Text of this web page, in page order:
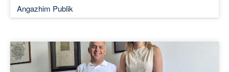
Angazhim Publik